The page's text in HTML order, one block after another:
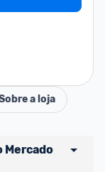
a loja
Mercado